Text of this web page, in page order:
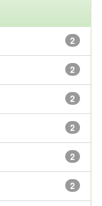
2
2
2
2
2
2